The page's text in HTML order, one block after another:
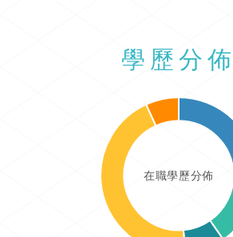
學歷分佈
在職學歷分佈